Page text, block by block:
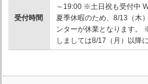
受付時間
～19:00 ※土日祝も受付中
夏季休暇のため、8/13（木
ンターが休業となります。
しましては8/17（月）以降